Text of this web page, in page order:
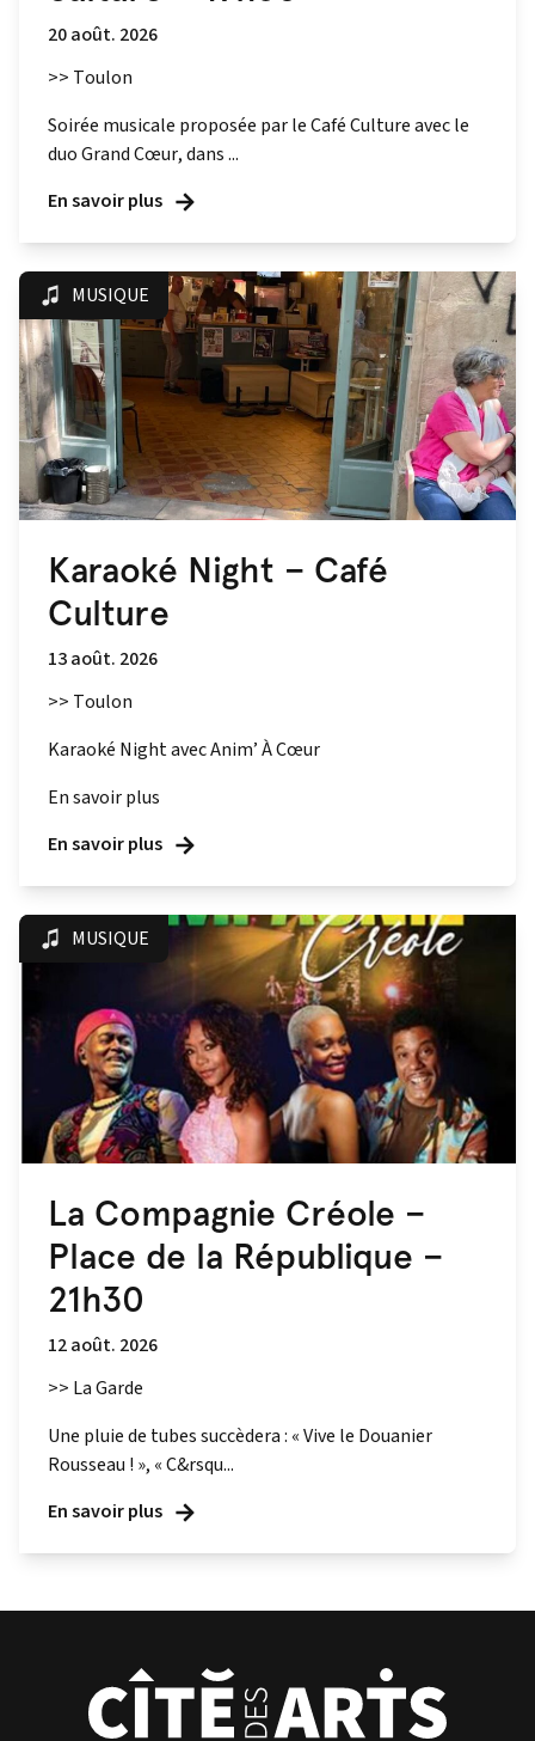
20 août. 2026
>> Toulon
Soirée musicale proposée par le Café Culture avec le
duo Grand Cœur, dans ...
En savoir plus
MUSIQUE
Karaoké Night – Café
Culture
13 août. 2026
>> Toulon
Karaoké Night avec Anim’ À Cœur
En savoir plus
En savoir plus
MUSIQUE
La Compagnie Créole –
Place de la République –
21h30
12 août. 2026
>> La Garde
Une pluie de tubes succèdera : « Vive le Douanier
Rousseau ! », « C&rsqu...
En savoir plus